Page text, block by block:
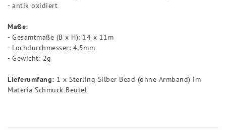
- antik oxidiert
Maße:
- Gesamtmaße (B x H): 14 x 11m
- Lochdurchmesser: 4,5mm
- Gewicht: 2g
Lieferumfang: 1 x Sterling Silber Bead (ohne Armband) im
Materia Schmuck Beutel